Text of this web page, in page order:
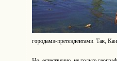
городами-претендентами. Так,